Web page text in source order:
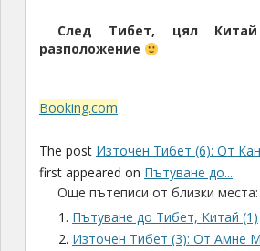
След Тибет, цял
разположение
Booking.com
The post Източен Тибет (6): От
first appeared on Пътуване до....
Още пътеписи от близки места:
Пътуване до Тибет, Китай (1)
Източен Тибет (3): От Амне